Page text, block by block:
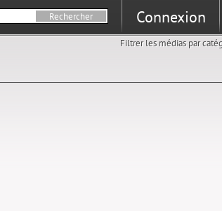
Connexion
Filtrer les médias par